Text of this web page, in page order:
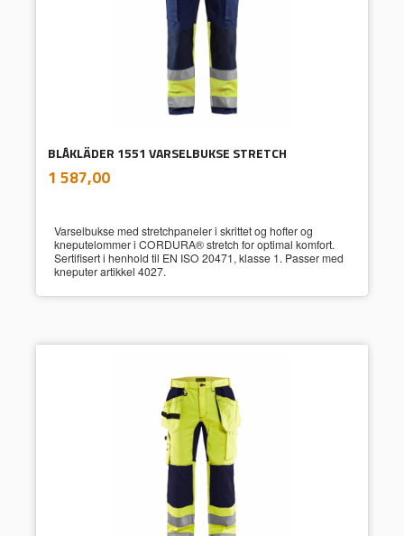
BLÅKLÄDER 1551 VARSELBUKSE STRETCH
Pris
1 587,00mva.
Varselbukse med stretchpaneler i skrittet og hofter og
kneputelommer i CORDURA® stretch for optimal komfort.
Sertifisert i henhold til EN ISO 20471, klasse 1. Passer med
kneputer artikkel 4027.